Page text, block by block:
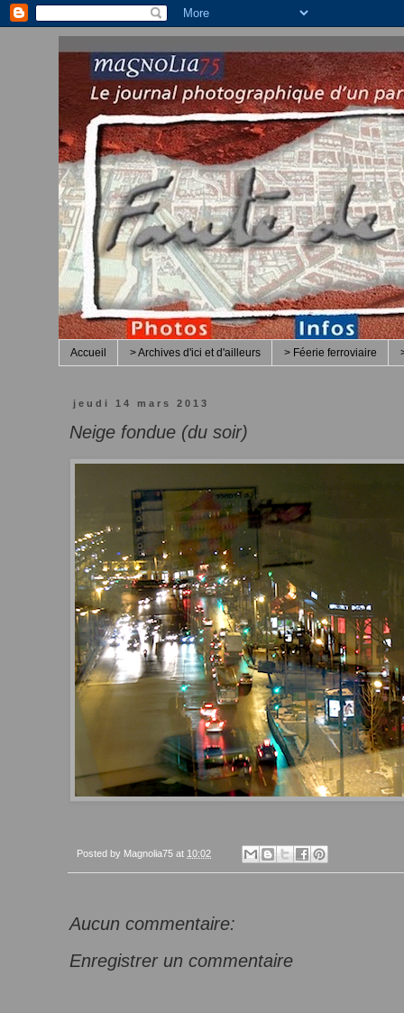
Accueil > Archives d'ici et d'ailleurs > Féerie ferroviaire
jeudi 14 mars 2013
Neige fondue (du soir)
Posted by Magnolia75 at 10:02
Aucun commentaire:
Enregistrer un commentaire